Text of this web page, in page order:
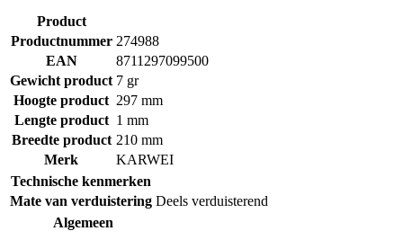
Product
Productnummer 274988
EAN
8711297099500
Gewicht product 7 gr
Hoogte product 297 mm
Lengte product 1 mm
Breedte product 210 mm
Merk
KARWEI
Technische kenmerken
Mate van verduistering Deels verduisterend
Algemeen